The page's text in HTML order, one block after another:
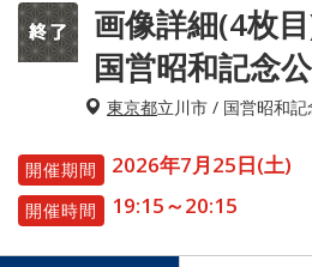
画像詳細(4枚
国営昭和記念
東京都立川市 / 国営昭和記
開催期間 2026年7月25日(土)
開催時間 19:15～20:15